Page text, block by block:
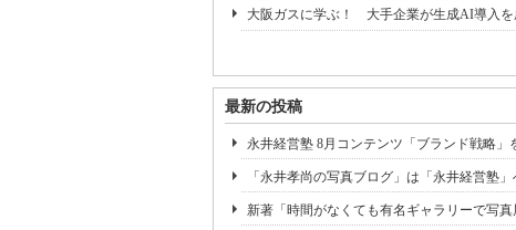
大阪ガスに学ぶ！ 大手企業が生成AI導入を
最新の投稿
永井経営塾 8月コンテンツ「ブランド戦略
「永井孝尚の写真ブログ」は「永井経営塾」
新著「時間がなくても有名ギャラリーで写